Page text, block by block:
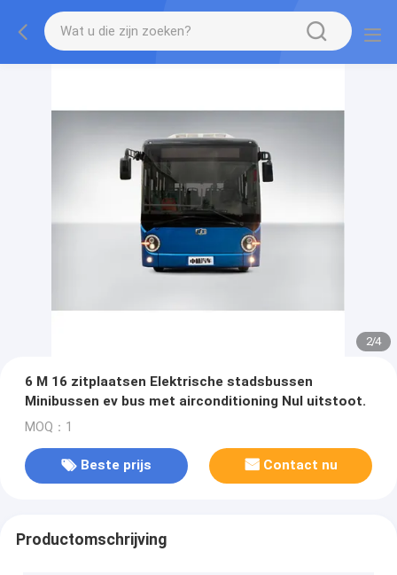
2/4
6 M 16 zitplaatsen Elektrische stadsbussen
Minibussen ev bus met airconditioning Nul uitstoot.
MOQ：1
Beste prijs Contact nu
Productomschrijving